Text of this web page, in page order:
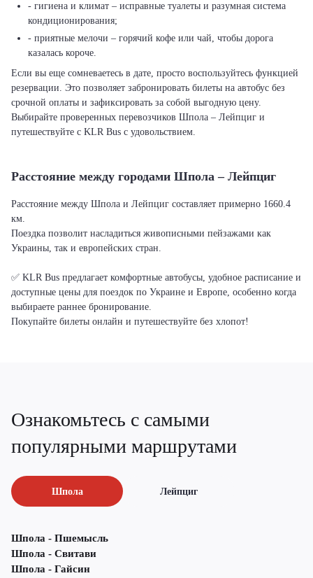
- гигиена и климат – исправные туалеты и разумная система
кондиционирования;
- приятные мелочи – горячий кофе или чай, чтобы дорога
казалась короче.
Если вы еще сомневаетесь в дате, просто воспользуйтесь функцией
резервации. Это позволяет забронировать билеты на автобус без
срочной оплаты и зафиксировать за собой выгодную цену.
Выбирайте проверенных перевозчиков Шпола – Лейпциг и
путешествуйте с KLR Bus с удовольствием.
Расстояние между городами Шпола – Лейпциг
Расстояние между Шпола и Лейпциг составляет примерно 1660.4
км.
Поездка позволит насладиться живописными пейзажами как
Украины, так и европейских стран.
✅ KLR Bus предлагает комфортные автобусы, удобное расписание и
доступные цены для поездок по Украине и Европе, особенно когда
выбираете раннее бронирование.
Покупайте билеты онлайн и путешествуйте без хлопот!
Ознакомьтесь с самыми
популярными маршрутами
Шпола Лейпциг
Шпола - Пшемысль
Шпола - Свитави
Шпола - Гайсин